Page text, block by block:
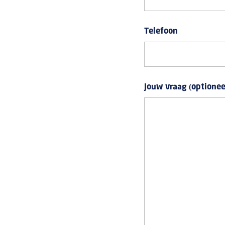
Telefoon
Jouw vraag